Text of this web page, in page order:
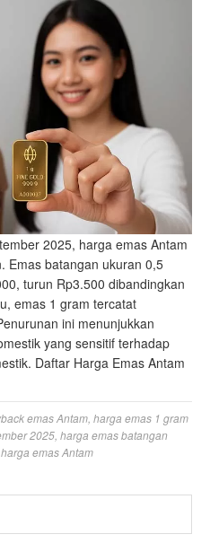
2025, harga emas Antam
Emas batangan ukuran 0,5
turun Rp3.500 dibandingkan
emas 1 gram tercatat
ini menunjukkan
yang sensitif terhadap
Daftar Harga Emas Antam
emas Antam, harga emas 1 gram
2025, harga emas batangan
emas Antam